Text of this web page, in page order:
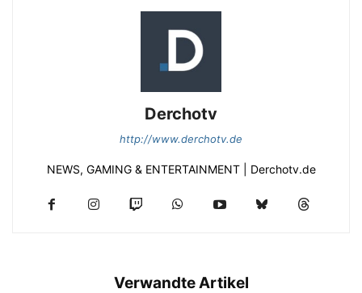
Derchotv
http://www.derchotv.de
NEWS, GAMING & ENTERTAINMENT | Derchotv.de
Verwandte Artikel